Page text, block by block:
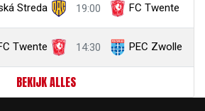
Streda 19:00 FC Twente
Twente 14:30 PEC Zwolle
BEKIJK ALLES